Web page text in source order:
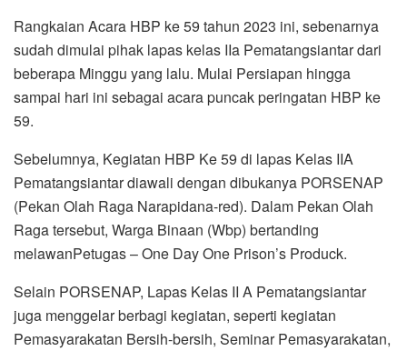
Rangkaian Acara HBP ke 59 tahun 2023 ini, sebenarnya
sudah dimulai pihak lapas kelas IIa Pematangsiantar dari
beberapa Minggu yang lalu. Mulai Persiapan hingga
sampai hari ini sebagai acara puncak peringatan HBP ke
59.
Sebelumnya, Kegiatan HBP Ke 59 di lapas Kelas IIA
Pematangsiantar diawali dengan dibukanya PORSENAP
(Pekan Olah Raga Narapidana-red). Dalam Pekan Olah
Raga tersebut, Warga Binaan (Wbp) bertanding
melawanPetugas – One Day One Prison’s Produck.
Selain PORSENAP, Lapas Kelas II A Pematangsiantar
juga menggelar berbagi kegiatan, seperti kegiatan
Pemasyarakatan Bersih-bersih, Seminar Pemasyarakatan,